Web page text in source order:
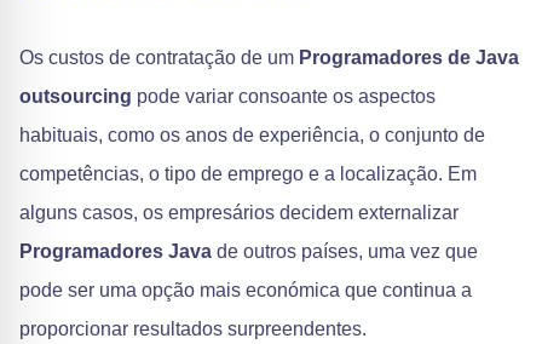
Os custos de contratação de um Programadores de Java
outsourcing pode variar consoante os aspectos
habituais, como os anos de experiência, o conjunto de
competências, o tipo de emprego e a localização. Em
alguns casos, os empresários decidem externalizar
Programadores Java de outros países, uma vez que
pode ser uma opção mais económica que continua a
proporcionar resultados surpreendentes.